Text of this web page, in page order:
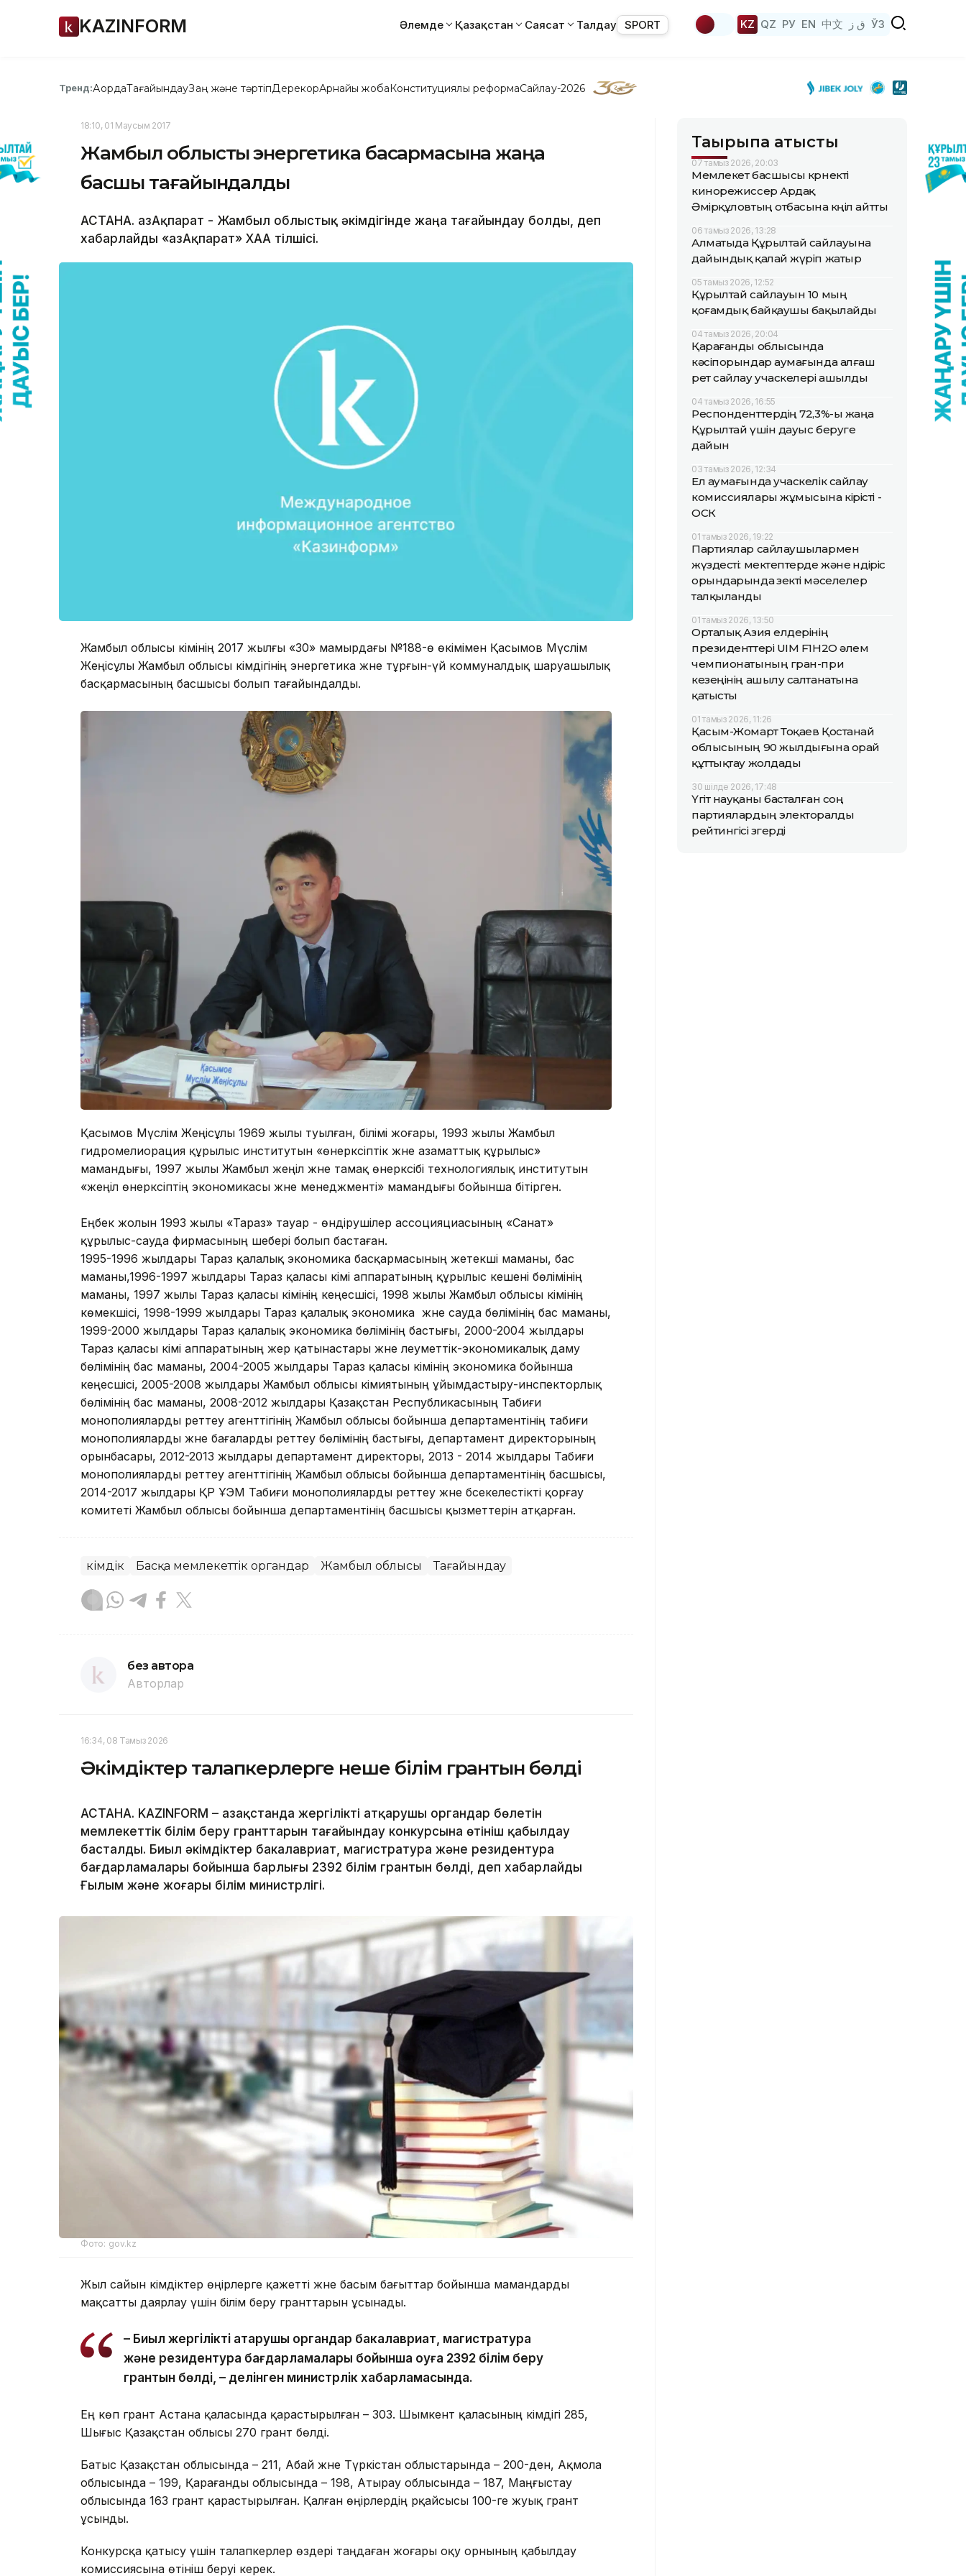
KAZINFORM Әлемде Қазақстан Саясат Талдау SPORT KZ QZ РУ EN 中文 ق ز ЎЗ
Тренд:АқордаТағайындауЗаң және тәртіпДерекқорАрнайы жобаКонституциялық реформаСайлау-2026
18:10, 01 Маусым 2017
Жамбыл облыстық энергетика басқармасына жаңа
басшы тағайындалды
АСТАНА. ҚазАқпарат - Жамбыл облыстық әкімдігінде жаңа тағайындау болды, деп
хабарлайды «ҚазАқпарат» ХАА тілшісі.
Жамбыл облысы әкімінің 2017 жылғы «30» мамырдағы №188-ө өкімімен Қасымов Мүслім
Жеңісұлы Жамбыл облысы әкімдігінің энергетика және тұрғын-үй коммуналдық шаруашылық
басқармасының басшысы болып тағайындалды.
Қасымов Мүслім Жеңісұлы 1969 жылы туылған, білімі жоғары, 1993 жылы Жамбыл
гидромелиорация құрылыс институтын «өнеркәсіптік және азаматтық құрылыс»
мамандығы, 1997 жылы Жамбыл жеңіл және тамақ өнеркәсібі технологиялық институтын
«жеңіл өнеркәсіптің экономикасы және менеджменті» мамандығы бойынша бітірген.
Еңбек жолын 1993 жылы «Тараз» тауар - өндірушілер ассоцияциасының «Санат»
құрылыс-сауда фирмасының шебері болып бастаған.
1995-1996 жылдары Тараз қалалық экономика басқармасының жетекші маманы, бас
маманы,1996-1997 жылдары Тараз қаласы әкімі аппаратының құрылыс кешені бөлімінің
маманы, 1997 жылы Тараз қаласы әкімінің кеңесшісі, 1998 жылы Жамбыл облысы әкімінің
көмекшісі, 1998-1999 жылдары Тараз қалалық экономика және сауда бөлімінің бас маманы,
1999-2000 жылдары Тараз қалалық экономика бөлімінің бастығы, 2000-2004 жылдары
Тараз қаласы әкімі аппаратының жер қатынастары және әлеуметтік-экономикалық даму
бөлімінің бас маманы, 2004-2005 жылдары Тараз қаласы әкімінің экономика бойынша
кеңесшісі, 2005-2008 жылдары Жамбыл облысы әкімиятының ұйымдастыру-инспекторлық
бөлімінің бас маманы, 2008-2012 жылдары Қазақстан Республикасының Табиғи
монополияларды реттеу агенттігінің Жамбыл облысы бойынша департаментінің табиғи
монополияларды және бағаларды реттеу бөлімінің бастығы, департамент директорының
орынбасары, 2012-2013 жылдары департамент директоры, 2013 - 2014 жылдары Табиғи
монополияларды реттеу агенттігінің Жамбыл облысы бойынша департаментінің басшысы,
2014-2017 жылдары ҚР ҰЭМ Табиғи монополияларды реттеу және бәсекелестікті қорғау
комитеті Жамбыл облысы бойынша департаментінің басшысы қызметтерін атқарған.
Әкімдік Басқа мемлекеттік органдар Жамбыл облысы Тағайындау
без автора
Авторлар
16:34, 08 Тамыз 2026
Әкімдіктер талапкерлерге неше білім грантын бөлді
АСТАНА. KAZINFORM – Қазақстанда жергілікті атқарушы органдар бөлетін
мемлекеттік білім беру гранттарын тағайындау конкурсына өтініш қабылдау
басталды. Биыл әкімдіктер бакалавриат, магистратура және резидентура
бағдарламалары бойынша барлығы 2392 білім грантын бөлді, деп хабарлайды
Ғылым және жоғары білім министрлігі.
Фото: gov.kz
Жыл сайын әкімдіктер өңірлерге қажетті және басым бағыттар бойынша мамандарды
мақсатты даярлау үшін білім беру гранттарын ұсынады.
– Биыл жергілікті атқарушы органдар бакалавриат, магистратура
және резидентура бағдарламалары бойынша оқуға 2392 білім беру
грантын бөлді, – делінген министрлік хабарламасында.
Ең көп грант Астана қаласында қарастырылған – 303. Шымкент қаласының әкімдігі 285,
Шығыс Қазақстан облысы 270 грант бөлді.
Батыс Қазақстан облысында – 211, Абай және Түркістан облыстарында – 200-ден, Ақмола
облысында – 199, Қарағанды облысында – 198, Атырау облысында – 187, Маңғыстау
облысында 163 грант қарастырылған. Қалған өңірлердің әрқайсысы 100-ге жуық грант
ұсынды.
Конкурсқа қатысу үшін талапкерлер өздері таңдаған жоғары оқу орнының қабылдау
комиссиясына өтініш беруі керек.
Тақырыпқа қатысты
07 тамыз 2026, 20:03
Мемлекет басшысы көрнекті
кинорежиссер Ардақ
Әмірқұловтың отбасына көңіл айтты
06 тамыз 2026, 13:28
Алматыда Құрылтай сайлауына
дайындық қалай жүріп жатыр
05 тамыз 2026, 12:52
Құрылтай сайлауын 10 мың
қоғамдық байқаушы бақылайды
04 тамыз 2026, 20:04
Қарағанды облысында
кәсіпорындар аумағында алғаш
рет сайлау учаскелері ашылды
04 тамыз 2026, 16:55
Респонденттердің 72,3%-ы жаңа
Құрылтай үшін дауыс беруге
дайын
03 тамыз 2026, 12:34
Ел аумағында учаскелік сайлау
комиссиялары жұмысына кірісті -
ОСК
01 тамыз 2026, 19:22
Партиялар сайлаушылармен
жүздесті: мектептерде және өндіріс
орындарында өзекті мәселелер
талқыланды
01 тамыз 2026, 13:50
Орталық Азия елдерінің
президенттері UIM F1H2O әлем
чемпионатының гран-при
кезеңінің ашылу салтанатына
қатысты
01 тамыз 2026, 11:26
Қасым-Жомарт Тоқаев Қостанай
облысының 90 жылдығына орай
құттықтау жолдады
30 шілде 2026, 17:48
Үгіт науқаны басталған соң
партиялардың электоралды
рейтингісі өзгерді